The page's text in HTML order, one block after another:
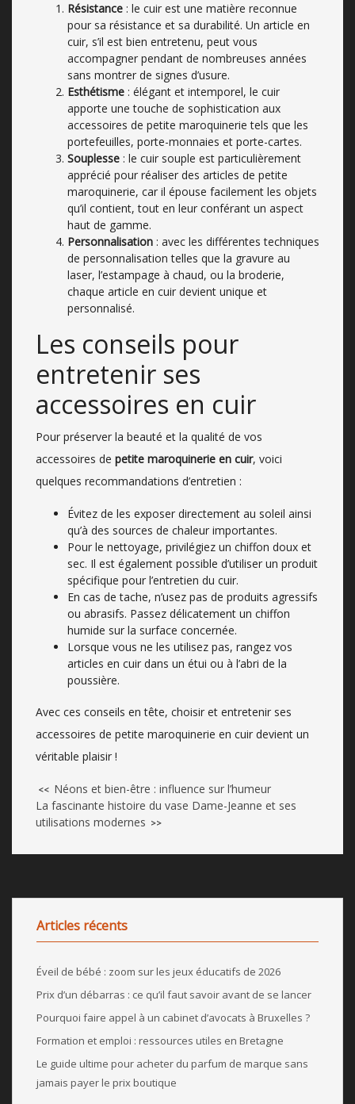
Résistance : le cuir est une matière reconnue
pour sa résistance et sa durabilité. Un article en
cuir, s’il est bien entretenu, peut vous
accompagner pendant de nombreuses années
sans montrer de signes d’usure.
Esthétisme : élégant et intemporel, le cuir
apporte une touche de sophistication aux
accessoires de petite maroquinerie tels que les
portefeuilles, porte-monnaies et porte-cartes.
Souplesse : le cuir souple est particulièrement
apprécié pour réaliser des articles de petite
maroquinerie, car il épouse facilement les objets
qu’il contient, tout en leur conférant un aspect
haut de gamme.
Personnalisation : avec les différentes techniques
de personnalisation telles que la gravure au
laser, l’estampage à chaud, ou la broderie,
chaque article en cuir devient unique et
personnalisé.
Les conseils pour
entretenir ses
accessoires en cuir
Pour préserver la beauté et la qualité de vos
accessoires de petite maroquinerie en cuir, voici
quelques recommandations d’entretien :
Évitez de les exposer directement au soleil ainsi
qu’à des sources de chaleur importantes.
Pour le nettoyage, privilégiez un chiffon doux et
sec. Il est également possible d’utiliser un produit
spécifique pour l’entretien du cuir.
En cas de tache, n’usez pas de produits agressifs
ou abrasifs. Passez délicatement un chiffon
humide sur la surface concernée.
Lorsque vous ne les utilisez pas, rangez vos
articles en cuir dans un étui ou à l’abri de la
poussière.
Avec ces conseils en tête, choisir et entretenir ses
accessoires de petite maroquinerie en cuir devient un
véritable plaisir !
<< Néons et bien-être : influence sur l’humeur
La fascinante histoire du vase Dame-Jeanne et ses
utilisations modernes >>
Articles récents
Éveil de bébé : zoom sur les jeux éducatifs de 2026
Prix d’un débarras : ce qu’il faut savoir avant de se lancer
Pourquoi faire appel à un cabinet d’avocats à Bruxelles ?
Formation et emploi : ressources utiles en Bretagne
Le guide ultime pour acheter du parfum de marque sans
jamais payer le prix boutique